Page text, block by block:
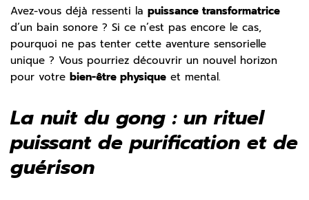
Avez-vous déjà ressenti la puissance transformatrice
d’un bain sonore ? Si ce n’est pas encore le cas,
pourquoi ne pas tenter cette aventure sensorielle
unique ? Vous pourriez découvrir un nouvel horizon
pour votre bien-être physique et mental.
La nuit du gong : un rituel
puissant de purification et de
guérison